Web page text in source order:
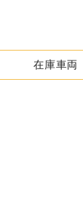
在庫車両